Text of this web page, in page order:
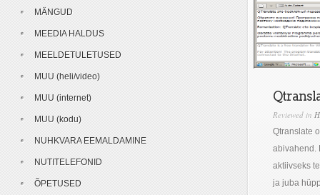
Reviewed in
Qtranslate
abivahend.
aktiivseks
ja juba
MÄNGUD
MEEDIA HALDUS
MEELDETULETUSED
MUU (heli/video)
MUU (internet)
MUU (kodu)
NUHKVARA EEMALDAMINE
NUTITELEFONID
ÕPETUSED